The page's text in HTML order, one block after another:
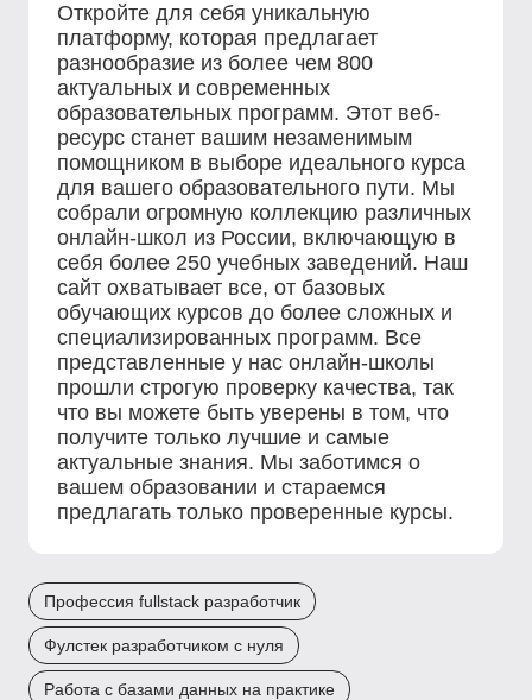
Откройте для себя уникальную
платформу, которая предлагает
разнообразие из более чем 800
актуальных и современных
образовательных программ. Этот веб-
ресурс станет вашим незаменимым
помощником в выборе идеального курса
для вашего образовательного пути. Мы
собрали огромную коллекцию различных
онлайн-школ из России, включающую в
себя более 250 учебных заведений. Наш
сайт охватывает все, от базовых
обучающих курсов до более сложных и
специализированных программ. Все
представленные у нас онлайн-школы
прошли строгую проверку качества, так
что вы можете быть уверены в том, что
получите только лучшие и самые
актуальные знания. Мы заботимся о
вашем образовании и стараемся
предлагать только проверенные курсы.
Профессия fullstack разработчик
Фулстек разработчиком с нуля
Работа с базами данных на практике